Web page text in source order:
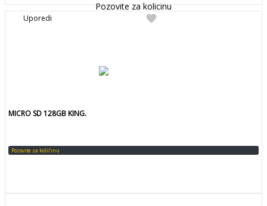
Pozovite za kolicinu
favorite
Uporedi
MICRO SD 128GB KING.
Pozovite za količinu